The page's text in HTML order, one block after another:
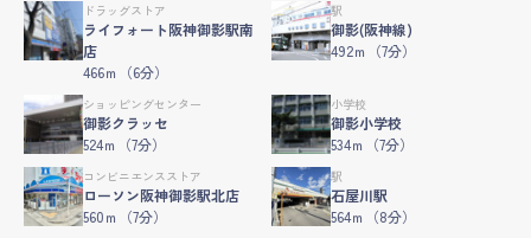
ドラッグストア
ライフォート阪神御影駅南
店
466ｍ（6分）
駅
御影(阪神線)
492ｍ（7分）
ショッピングセンター
御影クラッセ
524ｍ（7分）
小学校
御影小学校
534ｍ（7分）
コンビニエンスストア
ローソン阪神御影駅北店
560ｍ（7分）
駅
石屋川駅
564ｍ（8分）